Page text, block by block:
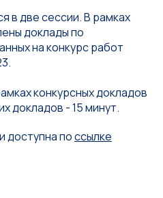
в две сессии. В рамках
доклады по
на конкурс работ
конкурсных докладов
докладов - 15 минут.
доступна поссылке